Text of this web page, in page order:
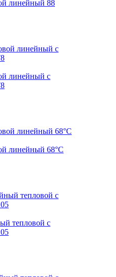
линейный 88
линейный с
линейный 68°С
тепловой с